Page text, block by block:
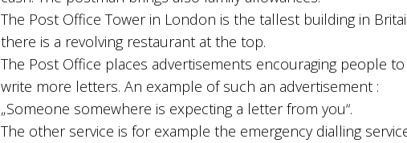
The Post Office Tower in London is the tallest building in
there is a revolving restaurant at the top.
The Post Office places advertisements encouraging people to
write more letters. An example of such an advertisement :
„Someone somewhere is expecting a letter from you“.
The other service is for example the emergency dialling